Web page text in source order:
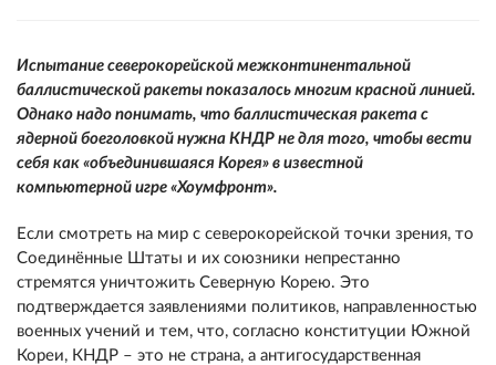
Испытание северокорейской межконтинентальной
баллистической ракеты показалось многим красной линией.
Однако надо понимать, что баллистическая ракета с
ядерной боеголовкой нужна КНДР не для того, чтобы вести
себя как «объединившаяся Корея» в известной
компьютерной игре «Хоумфронт».
Если смотреть на мир с северокорейской точки зрения, то
Соединённые Штаты и их союзники непрестанно
стремятся уничтожить Северную Корею. Это
подтверждается заявлениями политиков, направленностью
военных учений и тем, что, согласно конституции Южной
Кореи, КНДР – это не страна, а антигосударственная